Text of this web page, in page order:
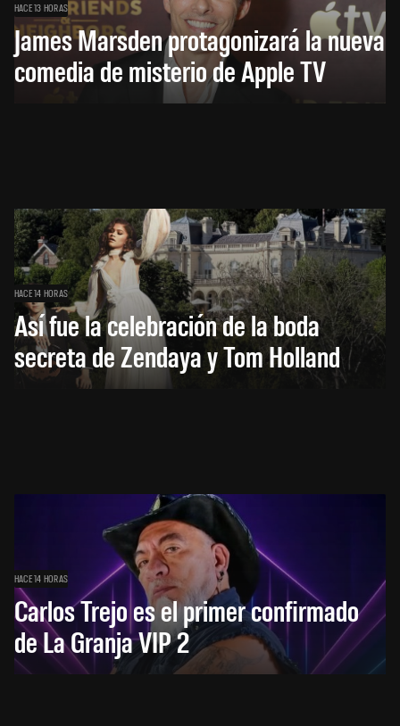
HACE 13 HORAS
James Marsden protagonizará la nueva
comedia de misterio de Apple TV
HACE 14 HORAS
Así fue la celebración de la boda
secreta de Zendaya y Tom Holland
HACE 14 HORAS
Carlos Trejo es el primer confirmado
de La Granja VIP 2